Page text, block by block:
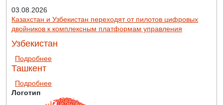
03.08.2026
Казахстан и Узбекистан переходят от пилотов цифровых
двойников к комплексным платформам управления
Узбекистан
Подробнеео Узбекистан
Ташкент
Подробнеео Ташкент
Логотип